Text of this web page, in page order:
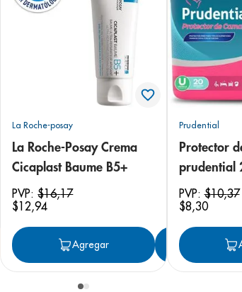
Agregar
La Roche-posay
La Roche-Posay Crema
Cicaplast Baume B5+
PVP:$16,17
$12,94
Agregar
Prudential
Protector
prudential
PVP:$10,37
$8,30